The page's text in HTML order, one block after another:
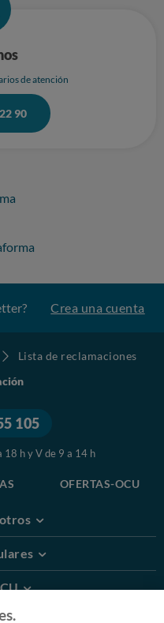
de atención
90
Crea una cuenta
Lista de reclamaciones
105
18 h y V de 9 a 14 h
OFERTAS-OCU